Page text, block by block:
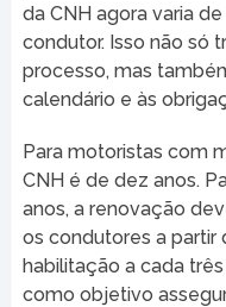
da CNH agora varia
condutor. Isso não só
processo, mas
calendário e às
Para motoristas com
CNH é de dez anos.
anos, a renovação
os condutores a partir
habilitação a cada
como objetivo